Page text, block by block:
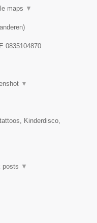
maps ▼
)
0835104870
▼
Kinderdisco,
posts ▼